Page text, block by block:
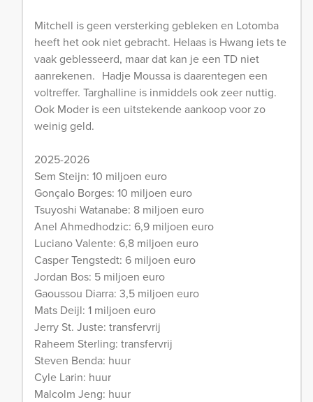
Mitchell is geen versterking gebleken en Lotomba
heeft het ook niet gebracht. Helaas is Hwang iets te
vaak geblesseerd, maar dat kan je een TD niet
aanrekenen. Hadje Moussa is daarentegen een
voltreffer. Targhalline is inmiddels ook zeer nuttig.
Ook Moder is een uitstekende aankoop voor zo
weinig geld.
2025-2026
Sem Steijn: 10 miljoen euro
Gonçalo Borges: 10 miljoen euro
Tsuyoshi Watanabe: 8 miljoen euro
Anel Ahmedhodzic: 6,9 miljoen euro
Luciano Valente: 6,8 miljoen euro
Casper Tengstedt: 6 miljoen euro
Jordan Bos: 5 miljoen euro
Gaoussou Diarra: 3,5 miljoen euro
Mats Deijl: 1 miljoen euro
Jerry St. Juste: transfervrij
Raheem Sterling: transfervrij
Steven Benda: huur
Cyle Larin: huur
Malcolm Jeng: huur